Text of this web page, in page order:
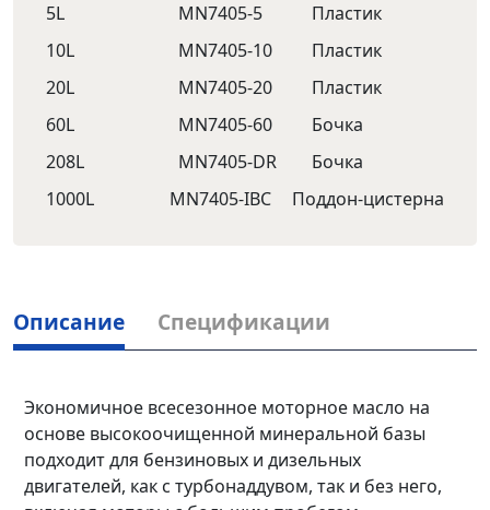
5L
MN7405-5
Пластик
10L
MN7405-10
Пластик
20L
MN7405-20
Пластик
60L
MN7405-60
Бочка
208L
MN7405-DR
Бочка
1000L
MN7405-IBC Поддон-цистерна
Описание Спецификации
Экономичное всесезонное моторное масло на
основе высокоочищенной минеральной базы
подходит для бензиновых и дизельных
двигателей, как с турбонаддувом, так и без него,